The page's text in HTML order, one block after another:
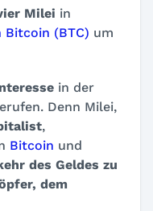
Milei in
Bitcoin (BTC) um
in der
Denn Milei,
,
Bitcoin und
des Geldes zu
dem